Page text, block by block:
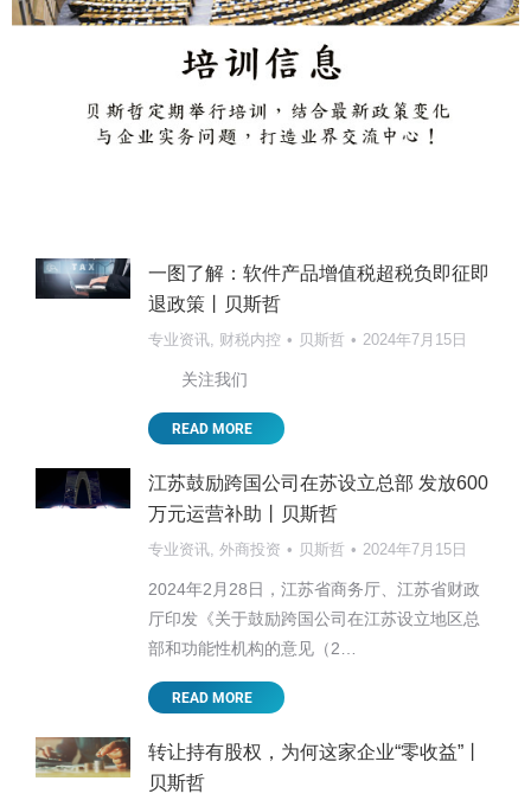
一图了解：软件产品增值税超税负即征即
退政策丨贝斯哲
专业资讯, 财税内控 贝斯哲 2024年7月15日
关注我们
READ MORE
江苏鼓励跨国公司在苏设立总部 发放600
万元运营补助丨贝斯哲
专业资讯, 外商投资 贝斯哲 2024年7月15日
2024年2月28日，江苏省商务厅、江苏省财政
厅印发《关于鼓励跨国公司在江苏设立地区总
部和功能性机构的意见（2…
READ MORE
转让持有股权，为何这家企业“零收益”丨
贝斯哲